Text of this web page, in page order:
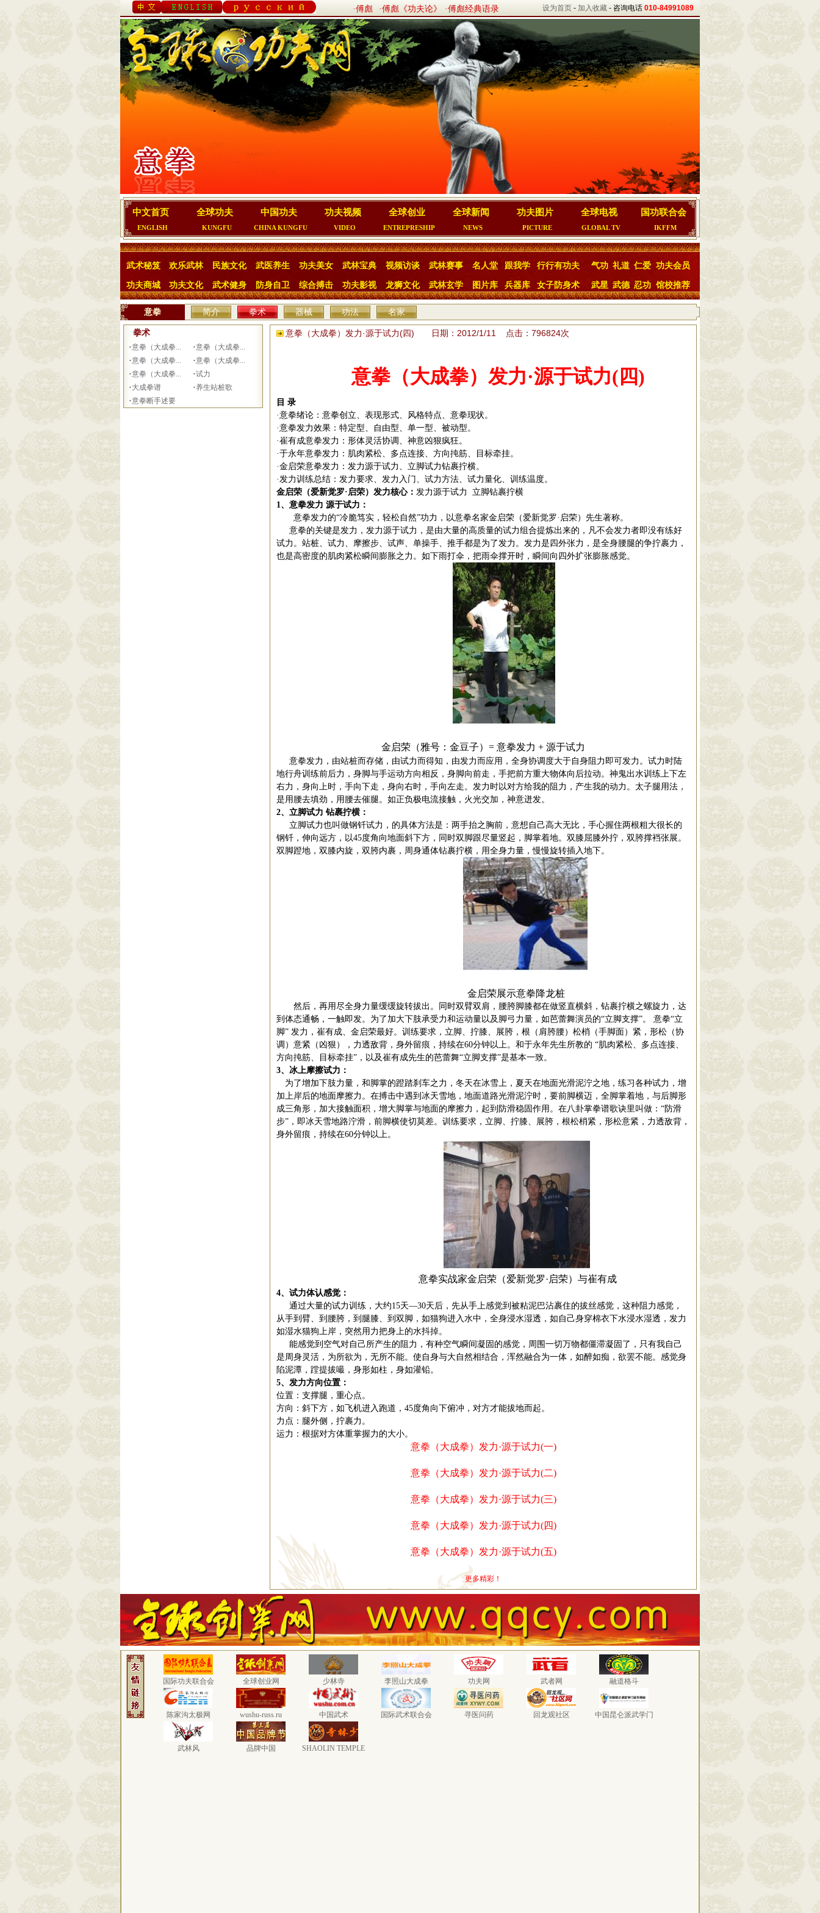
·傅彪 ·傅彪《功夫论》 ·傅彪经典语录 设为首页 - 加入收藏 - 咨询电话 010-84991089
中文首页
ENGLISH
全球功夫
KUNGFU
中国功夫
CHINA KUNGFU
功夫视频
VIDEO
全球创业
ENTREPRESHIP
全球新闻
NEWS
功夫图片
PICTURE
全球电视
GLOBAL TV
国功联合会
IKFFM
武术秘笈 欢乐武林 民族文化 武医养生 功夫美女 武林宝典 视频访谈 武林赛事 名人堂 跟我学 行行有功夫 气功 礼道 仁爱 功夫会员
功夫商城 功夫文化 武术健身 防身自卫 综合搏击 功夫影视 龙狮文化 武林玄学 图片库 兵器库 女子防身术 武星 武德 忍功 馆校推荐
意拳 简介 拳术 器械 功法 名家
拳术
·意拳（大成拳... ·意拳（大成拳...
·意拳（大成拳... ·意拳（大成拳...
·意拳（大成拳... ·试力
· 大成拳谱 · 养生站桩歌
·意拳断手述要
意拳（大成拳）发力·源于试力(四) 日期：2012/1/11 点击：796824次
意拳（大成拳）发力·源于试力( 四)
目 录
·意拳绪论：意拳创立、表现形式、风格特点、意拳现状。
·意拳发力效果：特定型、自由型、单一型、被动型。
·崔有成意拳发力：形体灵活协调、神意凶狠疯狂。
·于永年意拳发力：肌肉紧松、多点连接、方向扽筋、目标牵挂。
·金启荣意拳发力：发力源于试力、立脚试力钻裹拧横。
·发力训练总结：发力要求、发力入门、 试力方法、 试力量化、训练温度。
金启荣（爱新觉罗·启荣）发力核心： 发力源于试力 立脚钻裹拧横
1、意拳发力 源于试力：
意拳发力的“冷脆笃实，轻松自然”功力，以意拳名家金启荣（爱新觉罗·启荣）先生著称。
意拳的关键是发力，发力源于试力，是由大量的高质量的试力组合提炼出来的， 凡不会发力者即没有练好
试力。站桩、试力、摩擦步、试声、单操手、推手都是为了发力。发力是四外张力，是全身腰腿的争拧裹力，
也是高密度的肌肉紧松瞬间膨胀之力。如下雨打伞，把雨伞撑开时， 瞬间向 四外扩张膨胀感觉。
金启荣（雅号：金豆子） = 意拳发力 + 源于试力
意拳发力，由站桩而存储， 由试力而得知，由发力而应用，全身协调度大于自身阻力即可发力。 试力时陆
地行舟训练前后力， 身脚与手运动方向相反， 身脚向前走，手把前方重大物体向后拉动。神鬼出水训练上下左
右力，身向上时，手向下走，身向右时，手向左走。发力时以对方给我的阻力，产生我的动力。太子腿用法，
是用腰去填劲， 用腰去催腿。如正负极电流接触，火光交加，神意迸发。
2、 立脚试力 钻裹拧横：
立脚试力也叫做钢钎试力，的具体方法是：两手抬之胸前，意想自己高大无比，手心握住两根粗大很长的
钢钎，伸向远方，以45度角向地面斜下方，同时双脚跟尽量竖起，脚掌着地。双膝屈膝外拧，双胯撑裆张展。
双脚蹬地，双膝内旋，双胯内裹 ，周身通体钻裹拧横 ，用全身力量，慢慢旋转插入地下。
金启荣展示意拳降龙桩
然后，再用尽全身力量缓缓旋转拔出。同时双臂双肩，腰胯脚膝都在做竖直横斜，钻裹拧横之螺旋力，达
到体态通畅，一触即发。为了加大下肢承受力和运动量以及脚弓力量，如芭蕾舞演员的“立脚支撑”。 意拳“立
脚” 发力，崔有成、金启荣最好。训练要求，立脚、拧膝、展胯，根（肩胯腰）松梢（手脚面）紧，形松（协
调）意紧（凶狠），力透敌背，身外留痕，持续在60分钟以上。和于永年先生所教的 “肌肉紧松、多点连接、
方向扽筋、目标牵挂”，以及崔有成先生的芭蕾舞“立脚支撑”是基本一致。
3、冰上摩擦试力：
为了增加下肢力量，和脚掌的蹬踏刹车之力，冬天在冰雪上，夏天在地面光滑泥泞之地，练习各种试力，增
加上岸后的地面摩擦力。在搏击中遇到冰天雪地，地面道路光滑泥泞时，要前脚横迈，全脚掌着地，与后脚形
成三角形，加大接触面积，增大脚掌与地面的摩擦力，起到防滑稳固作用。在八卦掌拳谱歌诀里叫做：“防滑
步”，即冰天雪地路泞滑， 前脚横使切莫差。训练要求，立脚、拧膝、展胯， 根松梢紧，形松意紧 ，力透敌背，
身外留痕，持续在60分钟以上。
意拳实战家金启荣（爱新觉罗·启荣）与崔有成
4、 试力体认感觉：
通过大量的试力训练 ，大约15天—30天后，先从手上感觉到被粘泥巴沾裹住的拔丝感觉，这种阻力感觉，
从手到臂、到腰胯，到腿膝、到双脚，如猫狗进入水中，全身浸水湿透，如自己身穿棉衣下水浸水湿透，发力
如湿水猫狗上岸，突然用力把身上的水抖掉。
能感觉到空气对自己所产生的阻力，有种空气瞬间凝固的感觉，周围一切万物都僵滞凝固了，只有我自己
是周身灵活，为所欲为，无所不能。使自身与大自然相结合，浑然融合为一体，如醉如痴，欲罢不能。感觉身
陷泥潭，蹚提拔嘬 ，身形如柱，身如灌铅。
5、发力方向位置：
位置：支撑腿，重心点。
方向：斜下方，如飞机进入跑道， 45度角向下俯冲，对方才能拔地而起。
力点：腿外侧，拧裹力。
运力：根据对方体重掌握力的大小。
意拳（大成拳）发力·源于试力(一)
意拳（大成拳）发力·源于试力(二)
意拳（大成拳）发力·源于试力(三)
意拳（大成拳）发力·源于试力(四)
意拳（大成拳）发力·源于试力(五)
更多精彩！
国际功夫联合会 全球创业网 少林寺 李照山大成拳 功夫网 武者网 融道格斗
陈家沟太极网 wushu-russ.ru 中国武术 国际武术联合会 寻医问药 回龙观社区 中国昆仑派武学门
武林风 品牌中国 SHAOLIN TEMPLE